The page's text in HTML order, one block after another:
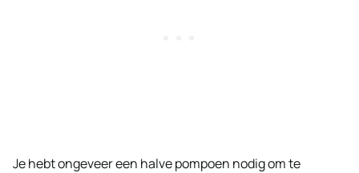
Je hebt ongeveer een halve pompoen nodig om te